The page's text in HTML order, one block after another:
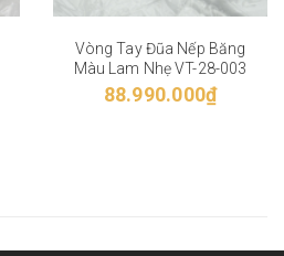
Vòng Tay Đũa Nếp Băng
Màu Lam Nhẹ VT-28-003
88.990.000₫